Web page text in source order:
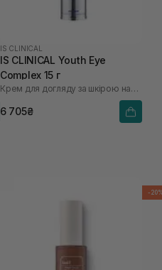
IS CLINICAL
IS CLINICAL Youth Eye
Complex 15 г
Крем для догляду за шкірою навколо очей
6 705₴
-